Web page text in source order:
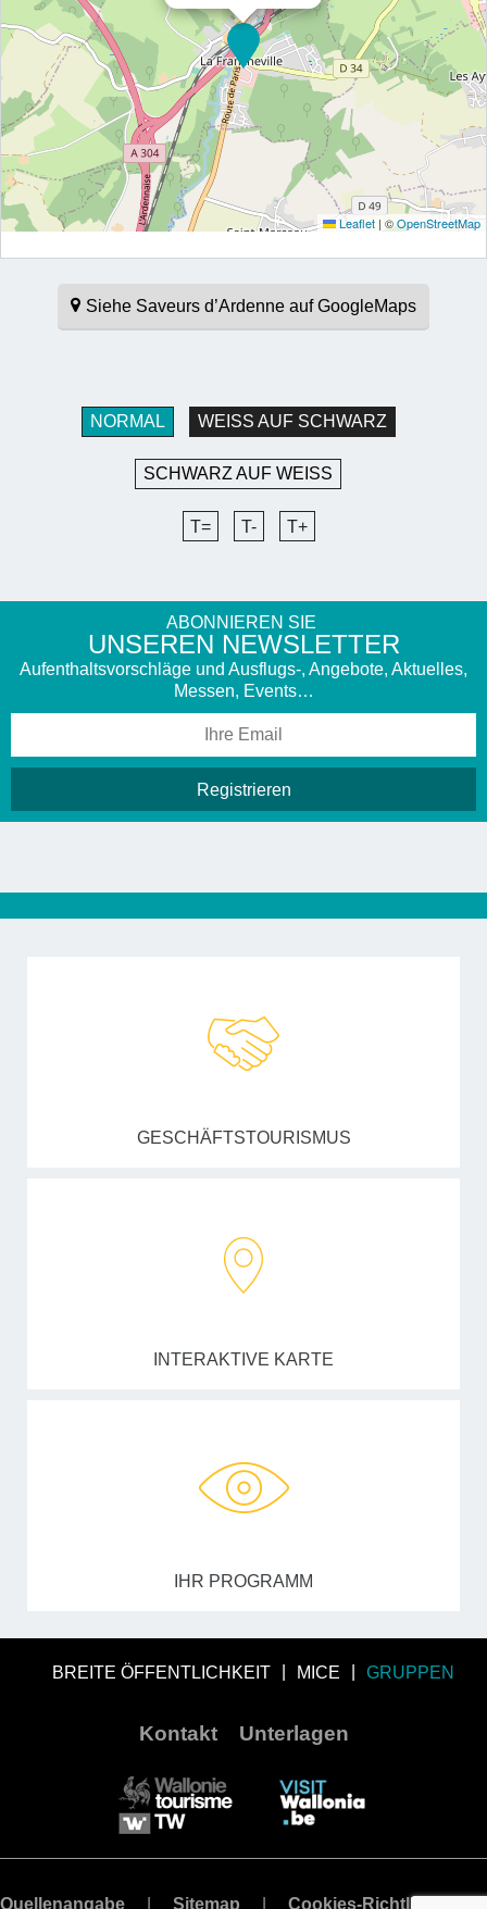
Leaflet | ©OpenStreetMap
Siehe Saveurs d’Ardenne auf GoogleMaps
NORMAL WEISS AUF SCHWARZ
SCHWARZ AUF WEISS
T= T- T+
ABONNIEREN SIE
UNSEREN NEWSLETTER
Aufenthaltsvorschläge und Ausflugs-, Angebote, Aktuelles,
Messen, Events…
GESCHÄFTSTOURISMUS
INTERAKTIVE KARTE
IHR PROGRAMM
BREITE ÖFFENTLICHKEIT MICE GRUPPEN
Kontakt Unterlagen
Quellenangabe Sitemap Cookies-Richtlinie